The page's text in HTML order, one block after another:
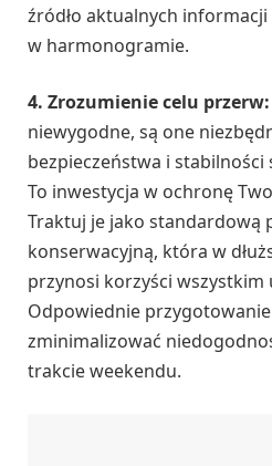
źródło aktualnych
w harmonogramie.
4. Zrozumienie celu przerw:
niewygodne, są one
bezpieczeństwa i
To inwestycja w ochronę
Traktuj je jako standardową
konserwacyjną, która w
przynosi korzyści
Odpowiednie
zminimalizować
trakcie weekendu.